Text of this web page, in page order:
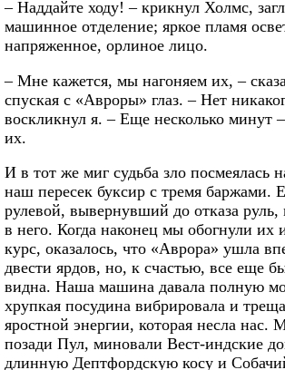
– Наддайте ходу! – крикнул Холмс,
машинное отделение; яркое пламя
напряженное, орлиное лицо.
– Мне кажется, мы нагоняем их, –
спуская с «Авроры» глаз. – Нет
воскликнул я. – Еще несколько минут
их.
И в тот же миг судьба зло посмеялась
наш пересек буксир с тремя баржами.
рулевой, вывернувший до отказа
в него. Когда наконец мы обогнули их
курс, оказалось, что «Аврора» ушла
двести ярдов, но, к счастью, все еще
видна. Наша машина давала полную
хрупкая посудина вибрировала и
яростной энергии, которая несла нас.
позади Пул, миновали Вест-индские
длинную Дептфордскую косу и